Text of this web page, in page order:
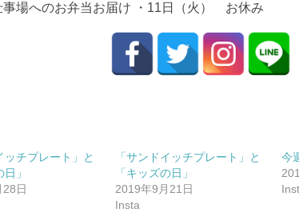
事場へのお弁当お届け ・11日（火） お休み
ッチプレート」と
」
日
「サンドイッチプレート」と
「キッズの日」
2019年9月21日
Insta
今